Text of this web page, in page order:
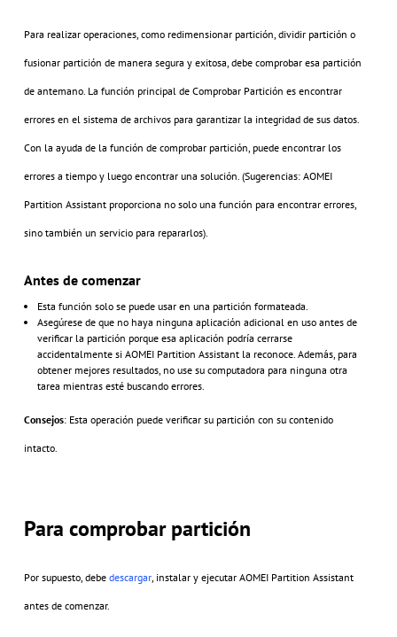
Para realizar operaciones, como redimensionar partición, dividir partición o
fusionar partición de manera segura y exitosa, debe comprobar esa partición
de antemano. La función principal de Comprobar Partición es encontrar
errores en el sistema de archivos para garantizar la integridad de sus datos.
Con la ayuda de la función de comprobar partición, puede encontrar los
errores a tiempo y luego encontrar una solución. (Sugerencias: AOMEI
Partition Assistant proporciona no solo una función para encontrar errores,
sino también un servicio para repararlos).
Antes de comenzar
Esta función solo se puede usar en una partición formateada.
Asegúrese de que no haya ninguna aplicación adicional en uso antes de
verificar la partición porque esa aplicación podría cerrarse
accidentalmente si AOMEI Partition Assistant la reconoce. Además, para
obtener mejores resultados, no use su computadora para ninguna otra
tarea mientras esté buscando errores.
Consejos: Esta operación puede verificar su partición con su contenido
intacto.
Para comprobar partición
Por supuesto, debe descargar, instalar y ejecutar AOMEI Partition Assistant
antes de comenzar.